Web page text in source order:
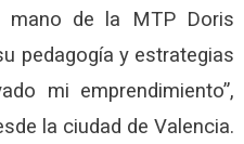
de la MTP Doris
pedagogía y estrategias
mi emprendimiento”,
la ciudad de Valencia.